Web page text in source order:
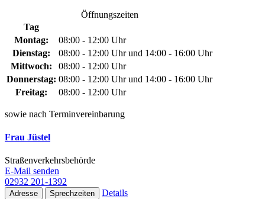
Öffnungszeiten
Tag
Montag:
08:00 - 12:00 Uhr
Dienstag:
08:00 - 12:00 Uhr und 14:00 - 16:00 Uhr
Mittwoch:
08:00 - 12:00 Uhr
Donnerstag: 08:00 - 12:00 Uhr und 14:00 - 16:00 Uhr
Freitag:
08:00 - 12:00 Uhr
sowie nach Terminvereinbarung
Frau Jüstel
Straßenverkehrsbehörde
E-Mail senden
02932 201-1392
Adresse Sprechzeiten Details